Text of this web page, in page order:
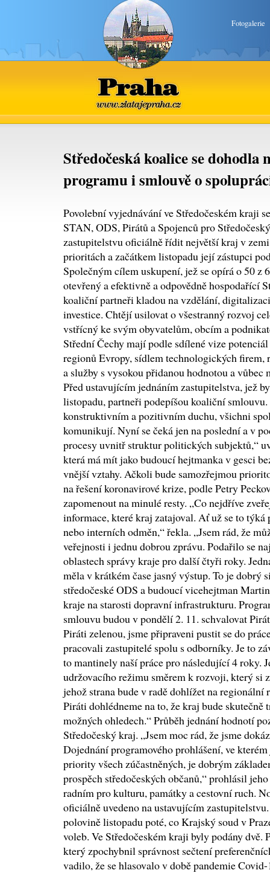
Fotogalerie
Praha
www.zlatajepraha.cz
Středočeská koalice se dohodla
programu i smlouvě o
Povolební vyjednávání ve Středočeském kraji
STAN, ODS, Pirátů a Spojenců pro
zastupitelstvu oficiálně řídit největší kraj v
prioritách a začátkem listopadu její zástupci
Společným cílem uskupení, jež se opírá o 50 z
otevřený a efektivně a odpovědně hospodařící
koaliční partneři kladou na vzdělání,
investice. Chtějí usilovat o všestranný rozvoj
vstřícný ke svým obyvatelům, obcím a
Střední Čechy mají podle sdílené vize
regionů Evropy, sídlem technologických
a služby s vysokou přidanou hodnotou a vůbec
Před ustavujícím jednáním zastupitelstva, jež
listopadu, partneři podepíšou koaliční
konstruktivním a pozitivním duchu, všichni
komunikují. Nyní se čeká jen na poslední a v
procesy uvnitř struktur politických subjektů,“
která má mít jako budoucí hejtmanka v gesci
vnější vztahy. Ačkoli bude samozřejmou
na řešení koronavirové krize, podle Petry
zapomenout na minulé resty. „Co nejdříve
informace, které kraj zatajoval. Ať už se to
nebo interních odměn,“ řekla. „Jsem rád, že
veřejnosti i jednu dobrou zprávu. Podařilo se
oblastech správy kraje pro další čtyři roky.
měla v krátkém čase jasný výstup. To je dobrý
středočeské ODS a budoucí vicehejtman
kraje na starosti dopravní infrastrukturu.
smlouvu budou v pondělí 2. 11. schvalovat
Piráti zelenou, jsme připraveni pustit se do
pracovali zastupitelé spolu s odborníky. Je to
to mantinely naší práce pro následující 4 roky.
udržovacího režimu směrem k rozvoji, který si
jehož strana bude v radě dohlížet na regionální
Piráti dohlédneme na to, že kraj bude skutečně
možných ohledech.“ Průběh jednání hodnotí
Středočeský kraj. „Jsem moc rád, že jsme
Dojednání programového prohlášení, ve
priority všech zúčastněných, je dobrým
prospěch středočeských občanů,“ prohlásil
radním pro kulturu, památky a cestovní ruch.
oficiálně uvedeno na ustavujícím
polovině listopadu poté, co Krajský soud v
voleb. Ve Středočeském kraji byly podány dvě.
který zpochybnil správnost sečtení
vadilo, že se hlasovalo v době pandemie